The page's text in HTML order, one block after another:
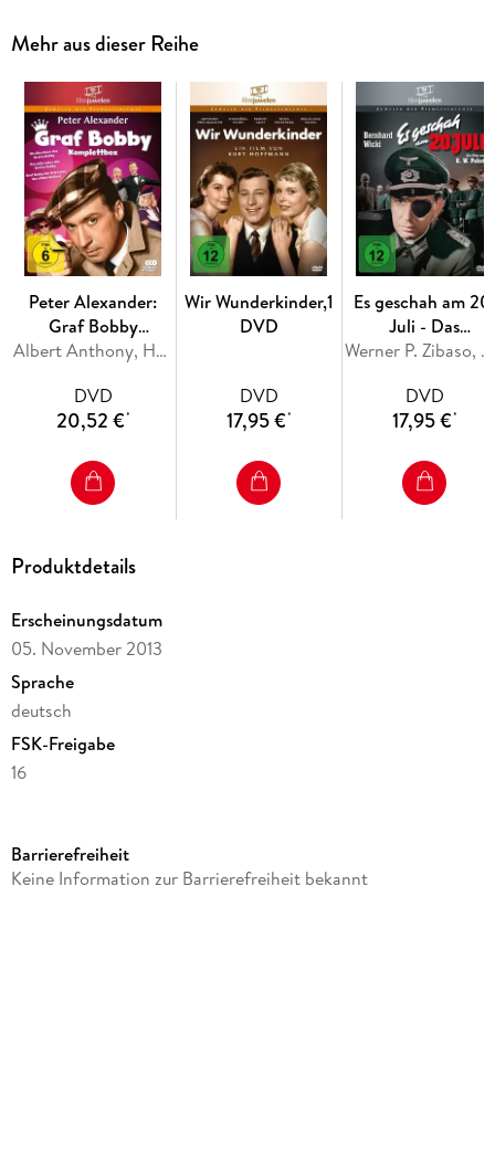
verbrecherische Rauschgiftschmuggler, die an ihren brutalen
Geschäften mit dem Tod selbst zugrunde gehen, zu einem
Erlebnis für jeden Kriminalfilmfreund. Aus der
Fernsehjuwelen-Reihe "Krimi Classics".
Inhaltsverzeichnis
- Booklet mit Hintergrundinformationen
Mehr aus dieser Reihe
Peter Alexander:
Graf Bobby
Komplettbox - Die
Filmtrilogie
Albert Anthony, Helmuth M. Backhaus, Kurt Nachmann
DVD
20,52 €*
Wir Wunderkinder,1
DVD
DVD
17,95 €*
Es geschah am 20.
Juli - Das
Stauffenberg Werner P. Zibaso, Gustav Machatý
DVD
17,95 €*
Produktdetails
Erscheinungsdatum
05. November 2013
Sprache
deutsch
FSK-Freigabe
16
Autor/Autorin
Barrierefreiheit
Keine Information zur Barrierefreiheit bekannt